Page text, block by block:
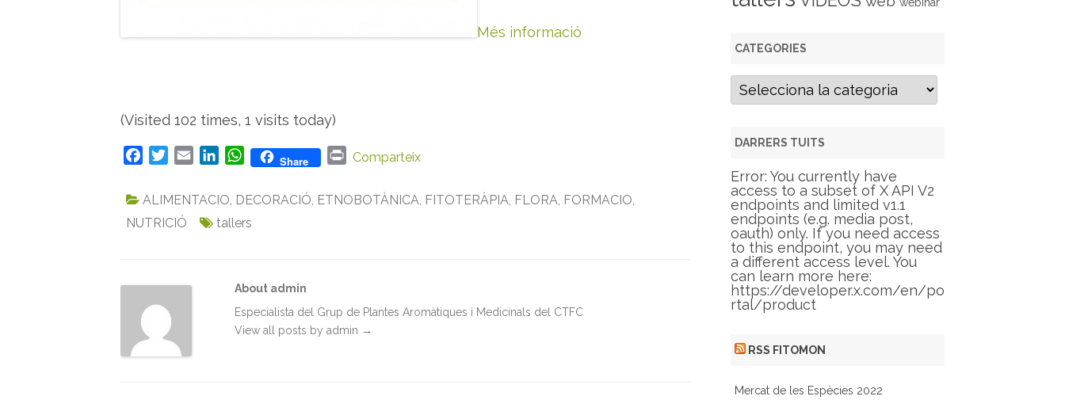
Més informació
(Visited 102 times, 1 visits today)
c
b
k
t
a
n
e
W
a
s
p
Share
P
i
Comparteix
ALIMENTACIO DECORACIÓ ETNOBOTÀNICA FITOTERÀPIA FLORA FORMACIO
NUTRICIÓ
tallers
About admin
Especialista del Grup de Plantes Aromàtiques i Medicinals del CTFC
View all posts by admin →
CATEGORIES
C
g
r
i
e
s
DARRERS TUITS
Error: You currently have
access to a subset of X API V2
endpoints and limited v1.1
endpoints (e.g. media post,
oauth) only. If you need access
to this endpoint, you may need
a different access level. You
can learn more here:
https://developer.x.com/en/po
rtal/product
RSS FITOMON
Mercat de les Espècies 2022